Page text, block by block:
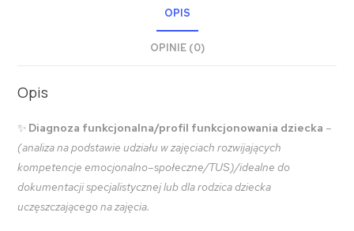
OPIS
OPINIE (0)
Opis
✨ Diagnoza funkcjonalna/profil funkcjonowania dziecka –
(analiza na podstawie udziału w zajęciach rozwijających
kompetencje emocjonalno–społeczne/TUS)/idealne do
dokumentacji specjalistycznej lub dla rodzica dziecka
uczęszczającego na zajęcia.